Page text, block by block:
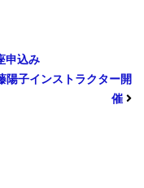
申込み
子インストラクター開
催